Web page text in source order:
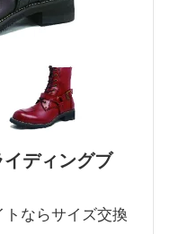
ディングブ
ならサイズ交換